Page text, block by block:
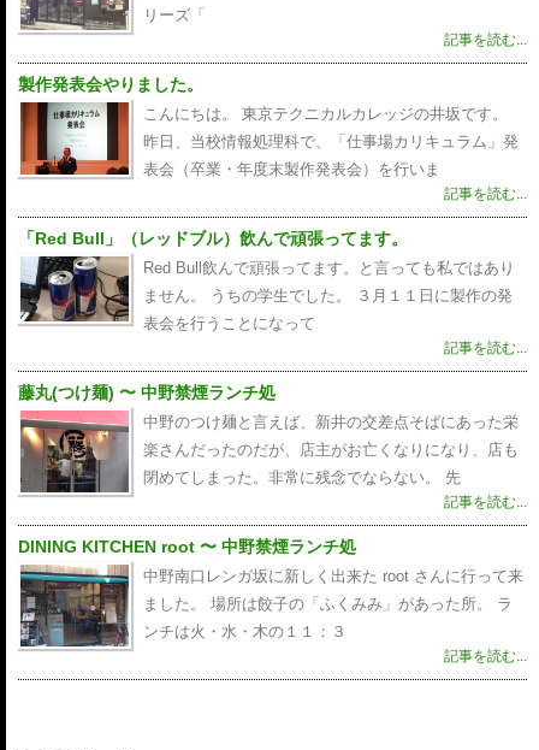
リーズ「
記事を読む...
製作発表会やりました。
こんにちは。 東京テクニカルカレッジの井坂です。
昨日、当校情報処理科で、「仕事場カリキュラム」発
表会（卒業・年度末製作発表会）を行いま
記事を読む...
「Red Bull」（レッドブル）飲んで頑張ってます。
Red Bull飲んで頑張ってます。と言っても私ではあり
ません。 うちの学生でした。 ３月１１日に製作の発
表会を行うことになって
記事を読む...
藤丸(つけ麺) 〜 中野禁煙ランチ処
中野のつけ麺と言えば、新井の交差点そばにあった栄
楽さんだったのだが、店主がお亡くなりになり、店も
閉めてしまった。非常に残念でならない。 先
記事を読む...
DINING KITCHEN root 〜 中野禁煙ランチ処
中野南口レンガ坂に新しく出来た root さんに行って来
ました。 場所は餃子の「ふくみみ」があった所。 ラ
ンチは火・水・木の１１：３
記事を読む...